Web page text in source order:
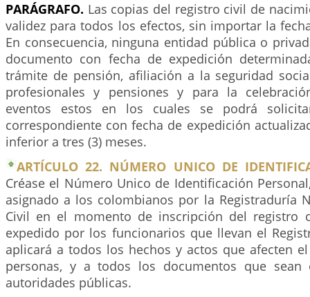
PARÁGRAFO. Las copias del registro civil de
validez para todos los efectos, sin importar la
En consecuencia, ninguna entidad pública o
documento con fecha de expedición
trámite de pensión, afiliación a la seguridad
profesionales y pensiones y para la
eventos estos en los cuales se podrá
correspondiente con fecha de expedición
inferior a tres (3) meses.
ARTÍCULO 22. NÚMERO UNICO DE
Créase el Número Unico de Identificación
asignado a los colombianos por la Registraduría
Civil en el momento de inscripción del registro
expedido por los funcionarios que llevan el
aplicará a todos los hechos y actos que afecten
personas, y a todos los documentos que sean
autoridades públicas.